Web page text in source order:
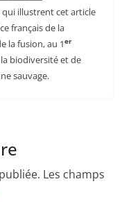
illustrent cet article
français de la
la fusion, au 1er
la biodiversité et de
sauvage.
Les champs